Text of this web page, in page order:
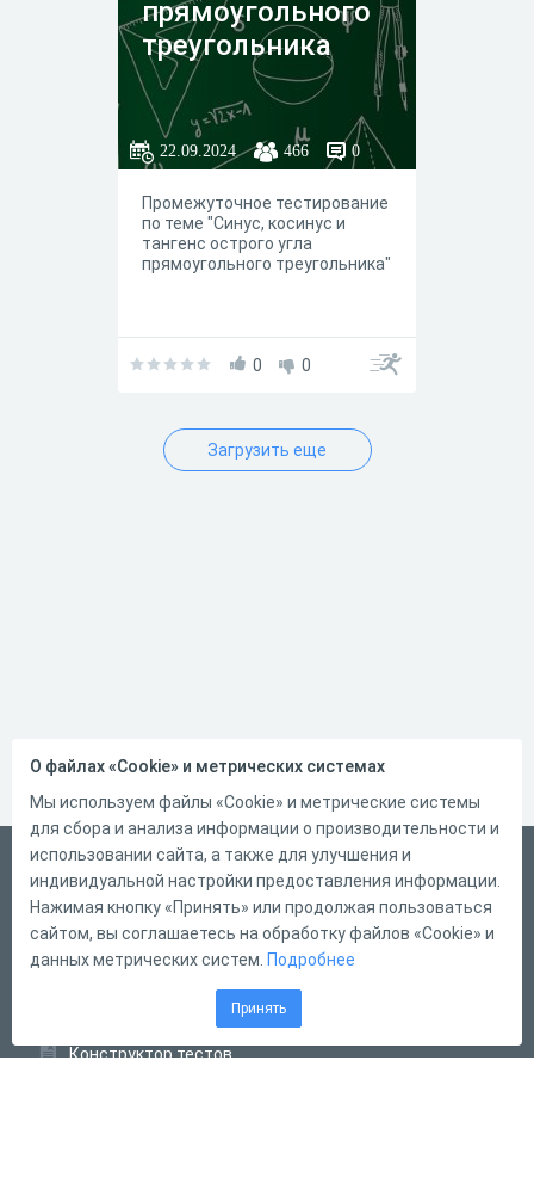
прямоугольного
треугольника
22.09.2024 466 0
Промежуточное тестирование
по теме "Синус, косинус и
тангенс острого угла
прямоугольного треугольника"
0 0
Загрузить еще
Русский
Справка
Форма обратной связи
Конструктор тестов
О файлах «Cookie» и метрических системах
Мы используем файлы «Cookie» и метрические системы
для сбора и анализа информации о производительности и
использовании сайта, а также для улучшения и
индивидуальной настройки предоставления информации.
Нажимая кнопку «Принять» или продолжая пользоваться
сайтом, вы соглашаетесь на обработку файлов «Cookie» и
данных метрических систем. Подробнее
Принять